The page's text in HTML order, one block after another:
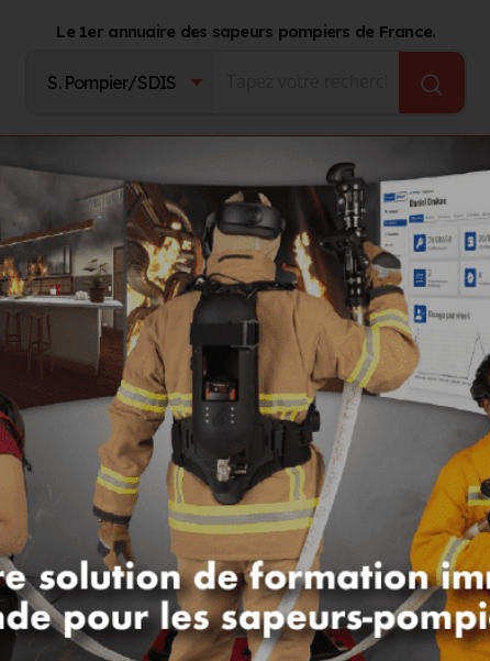
Le 1er annuaire des sapeurs pompiers de France.
Catalogue Produits Journal